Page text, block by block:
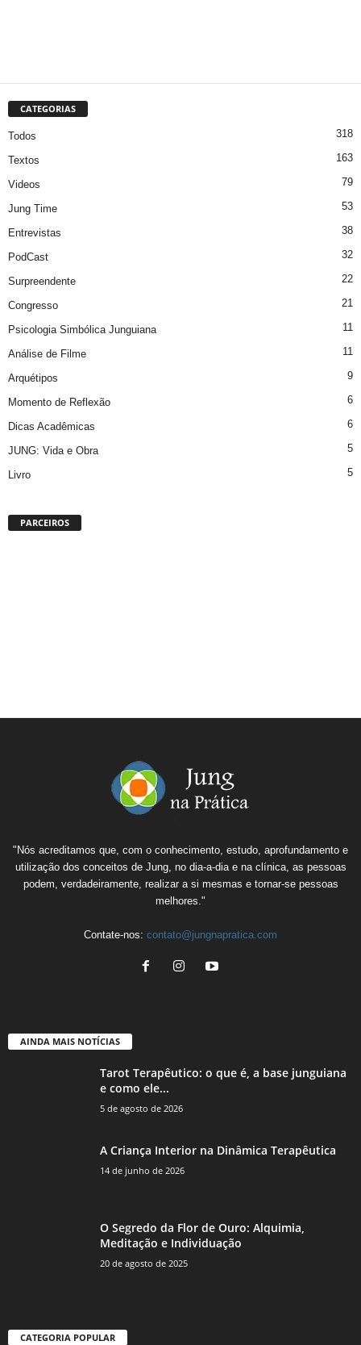
CATEGORIAS
Todos 318
Textos 163
Videos 79
Jung Time 53
Entrevistas 38
PodCast 32
Surpreendente 22
Congresso 21
Psicologia Simbólica Junguiana 11
Análise de Filme 11
Arquétipos 9
Momento de Reflexão 6
Dicas Acadêmicas 6
JUNG: Vida e Obra 5
Livro 5
PARCEIROS
"Nós acreditamos que, com o conhecimento, estudo, aprofundamento e
utilização dos conceitos de Jung, no dia-a-dia e na clínica, as pessoas
podem, verdadeiramente, realizar a si mesmas e tornar-se pessoas
melhores."
Contate-nos: contato@jungnapratica.com
AINDA MAIS NOTÍCIAS
Tarot Terapêutico: o que é, a base junguiana
e como ele...
5 de agosto de 2026
A Criança Interior na Dinâmica Terapêutica
14 de junho de 2026
O Segredo da Flor de Ouro: Alquimia,
Meditação e Individuação
20 de agosto de 2025
CATEGORIA POPULAR